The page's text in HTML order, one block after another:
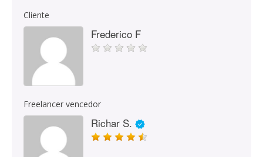
Cliente
Frederico F
Freelancer vencedor
Richar S.